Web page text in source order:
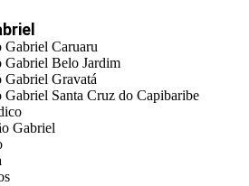
Gabriel Caruaru
Gabriel Belo Jardim
Gabriel Gravatá
Gabriel Santa Cruz do Capibaribe
Gabriel